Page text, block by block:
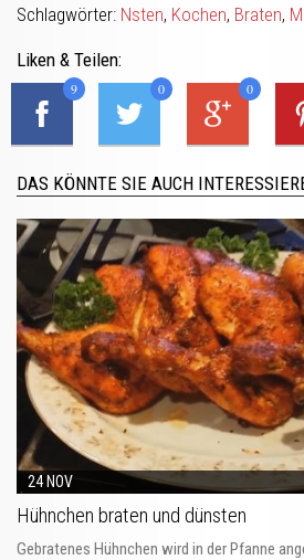
Schlagwörter: Nsten, Kochen, Braten,
Liken & Teilen:
9 0 0
DAS KÖNNTE SIE AUCH
24 NOV
Hühnchen braten und dünsten
Gebratenes Hühnchen wird in der Pfanne